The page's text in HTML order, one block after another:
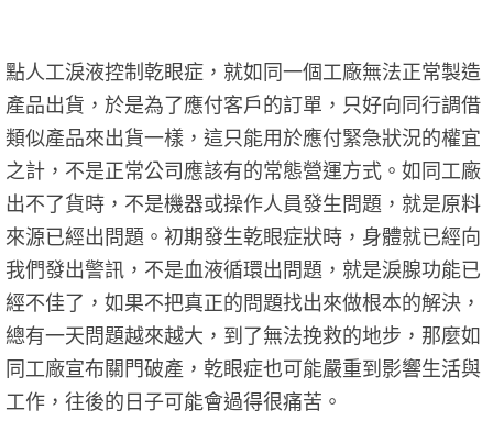
點人工淚液控制乾眼症，就如同一個工廠無法正常製造
產品出貨，於是為了應付客戶的訂單，只好向同行調借
類似產品來出貨一樣，這只能用於應付緊急狀況的權宜
之計，不是正常公司應該有的常態營運方式。如同工廠
出不了貨時，不是機器或操作人員發生問題，就是原料
來源已經出問題。初期發生乾眼症狀時，身體就已經向
我們發出警訊，不是血液循環出問題，就是淚腺功能已
經不佳了，如果不把真正的問題找出來做根本的解決，
總有一天問題越來越大，到了無法挽救的地步，那麼如
同工廠宣布關門破產，乾眼症也可能嚴重到影響生活與
工作，往後的日子可能會過得很痛苦。